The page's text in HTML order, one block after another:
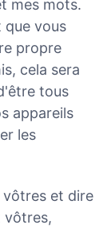
mes mots.
que vous
propre
cela sera
tous
appareils
les
vôtres et dire
vôtres,